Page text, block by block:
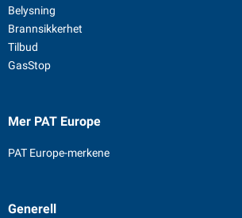
Belysning
Brannsikkerhet
Tilbud
GasStop
Mer PAT Europe
PAT Europe-merkene
Generell